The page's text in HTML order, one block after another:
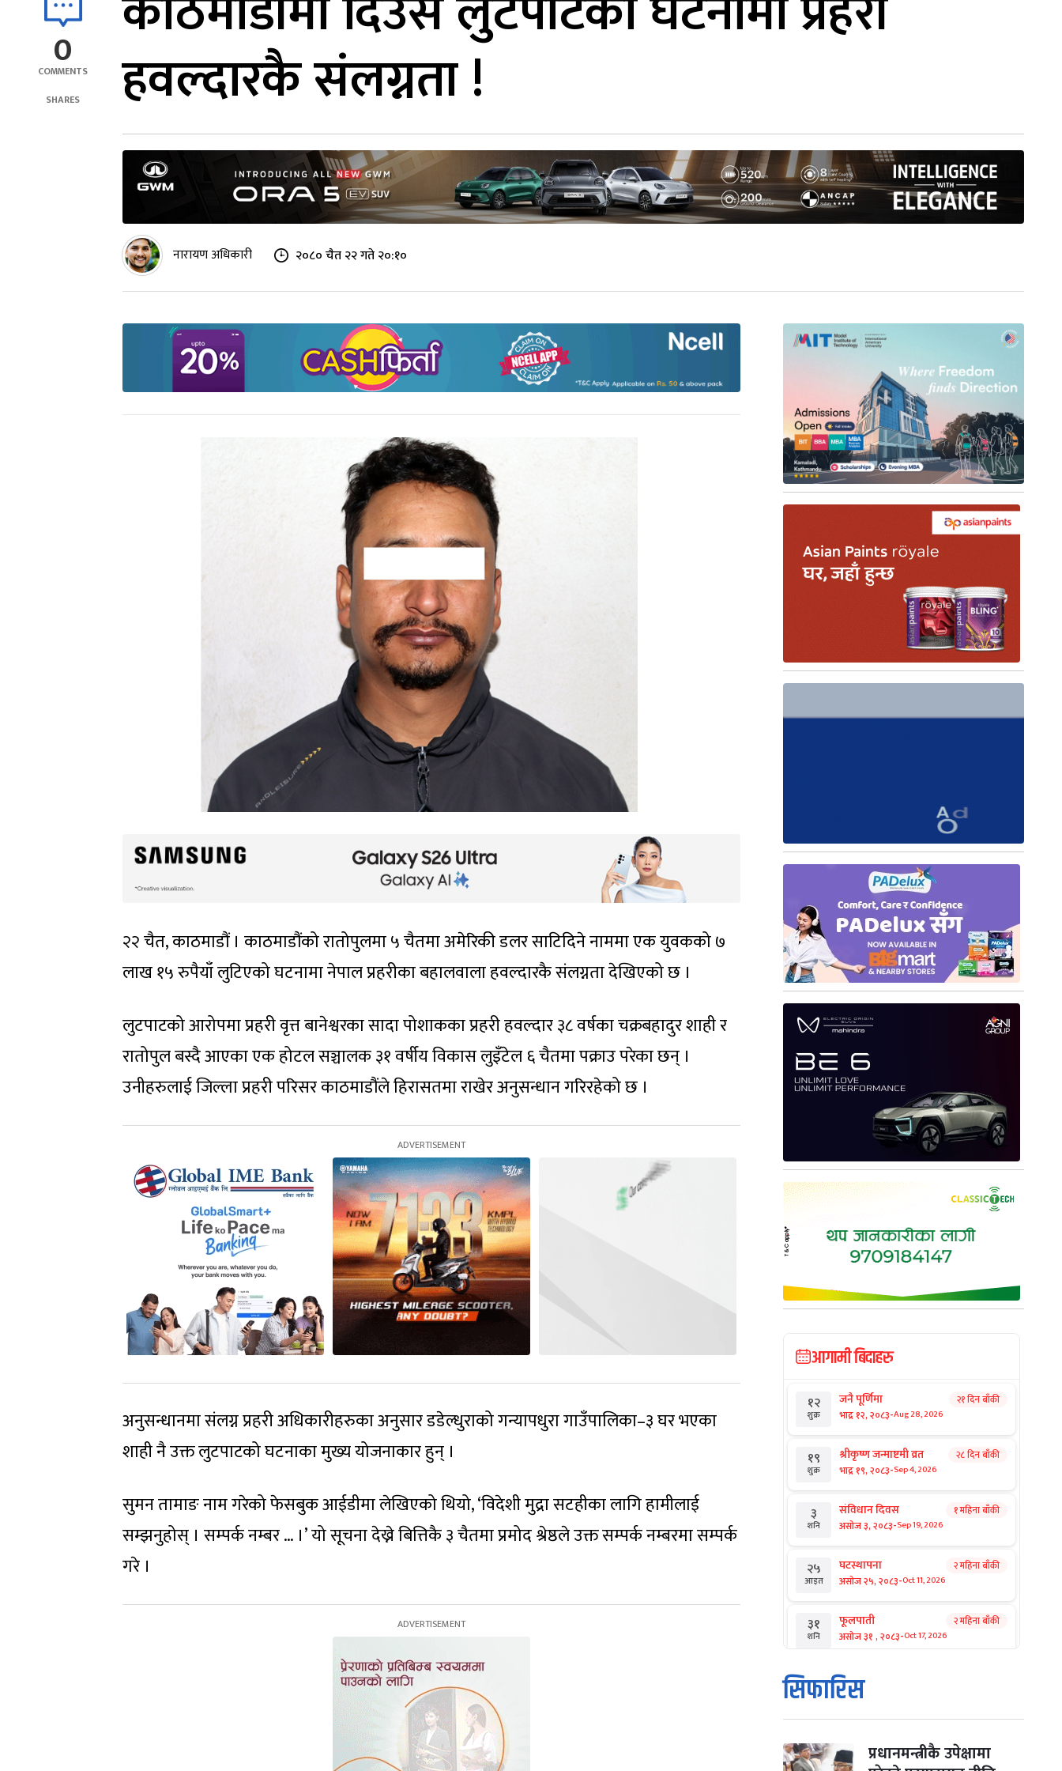
0
COMMENTS
SHARES
हवल्दारकै संलग्नता !
नारायण अधिकारी २०८० चैत २२ गते २०:१०
२२ चैत, काठमाडौं । काठमाडौंको रातोपुलमा ५ चैतमा अमेरिकी डलर साटिदिने नाममा एक युवकको ७
लाख १५ रुपैयाँ लुटिएको घटनामा नेपाल प्रहरीका बहालवाला हवल्दारकै संलग्नता देखिएको छ ।
लुटपाटको आरोपमा प्रहरी वृत्त बानेश्वरका सादा पोशाकका प्रहरी हवल्दार ३८ वर्षका चक्रबहादुर शाही र
रातोपुल बस्दै आएका एक होटल सञ्चालक ३१ वर्षीय विकास लुइँटेल ६ चैतमा पक्राउ परेका छन् ।
उनीहरुलाई जिल्ला प्रहरी परिसर काठमाडौंले हिरासतमा राखेर अनुसन्धान गरिरहेको छ ।
अनुसन्धानमा संलग्न प्रहरी अधिकारीहरुका अनुसार डडेल्धुराको गन्यापधुरा गाउँपालिका–३ घर भएका
शाही नै उक्त लुटपाटको घटनाका मुख्य योजनाकार हुन् ।
सुमन तामाङ नाम गरेको फेसबुक आईडीमा लेखिएको थियो, ‘विदेशी मुद्रा सटहीका लागि हामीलाई
सम्झनुहोस् । सम्पर्क नम्बर … ।’ यो सूचना देख्ने बित्तिकै ३ चैतमा प्रमोद श्रेष्ठले उक्त सम्पर्क नम्बरमा सम्पर्क
गरे ।
आगामी बिदाहरु
१२
शुक्र
जनै पूर्णिमा
भाद्र १२, २०८३-Aug 28, 2026
२१ दिन बाँकी
१९
शुक्र
श्रीकृष्ण जन्माष्टमी व्रत
भाद्र १९, २०८३-Sep 4, 2026
२८ दिन बाँकी
३
शनि
संविधान दिवस
असोज ३, २०८३-Sep 19, 2026
१ महिना बाँकी
२५
आइत
घटस्थापना
असोज २५, २०८३-Oct 11, 2026
२ महिना बाँकी
३१
शनि
फूलपाती
असोज ३१ , २०८३-Oct 17, 2026
२ महिना बाँकी
१
आइत
कार्तिक सङ्क्रान्ति
कार्तिक १, २०८३
मंगल कार्तिक ३, २०८३-Oct 20, 2026
सिफारिस
प्रधानमन्त्रीकै उपेक्षामा